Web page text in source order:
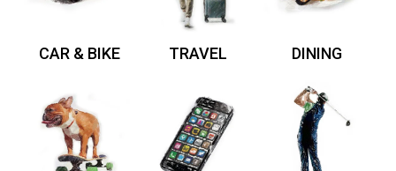
CAR & BIKE TRAVEL DINING